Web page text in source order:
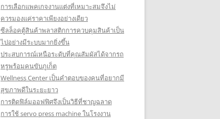
การเลือกแพคเกจงานแต่งที่เหมาะสมจึงไม่
ควรมองแค่ราคาเพียงอย่างเดียว
ซีลล็อคตู้สินค้าพลาสติกการควบคุมสินค้าเป็น
ไปอย่างมีระบบมากยิ่งขึ้น
ประสบการณ์เหนือระดับที่คุณสัมผัสได้จากรถ
หรูพร้อมคนขับภูเก็ต
Wellness Center เป็นคำตอบของคนที่อยากมี
สุขภาพดีในระยะยาว
การติดฟิล์มออฟฟิศจึงเป็นวิธีที่ชาญฉลาด
การใช้ servo press machine ในโรงงาน